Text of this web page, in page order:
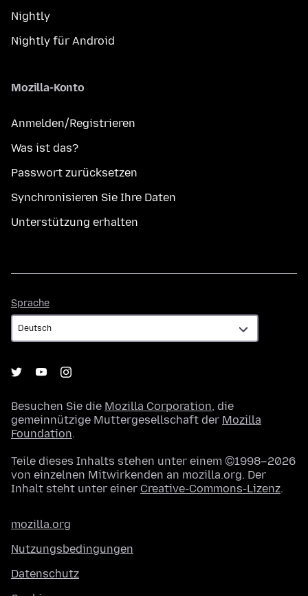
Nightly
Nightly für Android
Mozilla-Konto
Anmelden/Registrieren
Was ist das?
Passwort zurücksetzen
Synchronisieren Sie Ihre Daten
Unterstützung erhalten
Sprache
Besuchen Sie die Mozilla Corporation, die
gemeinnützige Muttergesellschaft der Mozilla
Foundation.
Teile dieses Inhalts stehen unter einem ©1998–2026
von einzelnen Mitwirkenden an mozilla.org. Der
Inhalt steht unter einer Creative-Commons-Lizenz.
mozilla.org
Nutzungsbedingungen
Datenschutz